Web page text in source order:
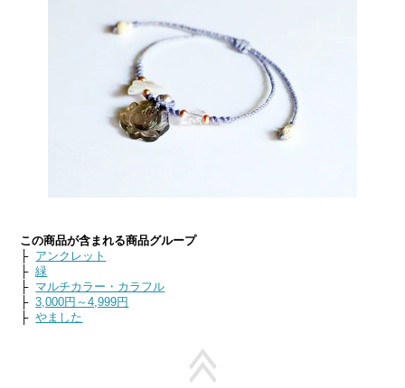
この商品が含まれる商品グループ
├ アンクレット
├緑
├ マルチカラー・カラフル
├3,000円～4,999円
├やました